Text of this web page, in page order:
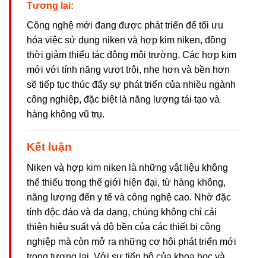
Tương lai:
Công nghệ mới đang được phát triển để tối ưu
hóa việc sử dụng niken và hợp kim niken, đồng
thời giảm thiểu tác động môi trường. Các hợp kim
mới với tính năng vượt trội, nhẹ hơn và bền hơn
sẽ tiếp tục thúc đẩy sự phát triển của nhiều ngành
công nghiệp, đặc biệt là năng lượng tái tạo và
hàng không vũ trụ.
Kết luận
Niken và hợp kim niken là những vật liệu không
thể thiếu trong thế giới hiện đại, từ hàng không,
năng lượng đến y tế và công nghệ cao. Nhờ đặc
tính độc đáo và đa dạng, chúng không chỉ cải
thiện hiệu suất và độ bền của các thiết bị công
nghiệp mà còn mở ra những cơ hội phát triển mới